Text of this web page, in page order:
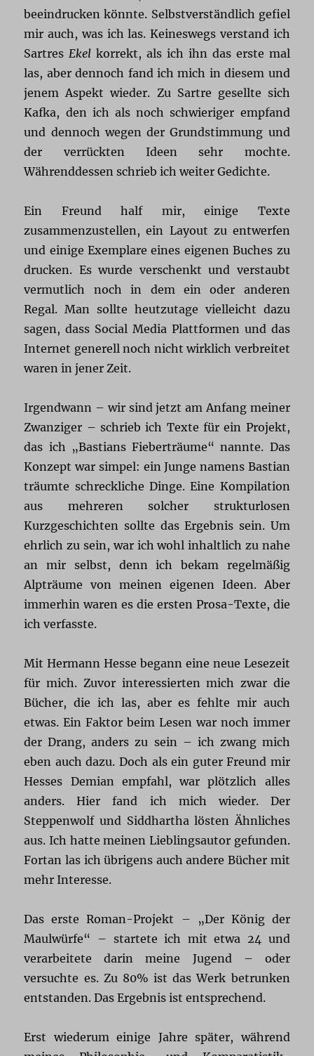
beeindrucken könnte. Selbstverständlich gefiel
mir auch, was ich las. Keineswegs verstand ich
Sartres Ekel korrekt, als ich ihn das erste mal
las, aber dennoch fand ich mich in diesem und
jenem Aspekt wieder. Zu Sartre gesellte sich
Kafka, den ich als noch schwieriger empfand
und dennoch wegen der Grundstimmung und
der verrückten Ideen sehr mochte.
Währenddessen schrieb ich weiter Gedichte.
Ein Freund half mir, einige Texte
zusammenzustellen, ein Layout zu entwerfen
und einige Exemplare eines eigenen Buches zu
drucken. Es wurde verschenkt und verstaubt
vermutlich noch in dem ein oder anderen
Regal. Man sollte heutzutage vielleicht dazu
sagen, dass Social Media Plattformen und das
Internet generell noch nicht wirklich verbreitet
waren in jener Zeit.
Irgendwann – wir sind jetzt am Anfang meiner
Zwanziger – schrieb ich Texte für ein Projekt,
das ich „Bastians Fieberträume“ nannte. Das
Konzept war simpel: ein Junge namens Bastian
träumte schreckliche Dinge. Eine Kompilation
aus mehreren solcher strukturlosen
Kurzgeschichten sollte das Ergebnis sein. Um
ehrlich zu sein, war ich wohl inhaltlich zu nahe
an mir selbst, denn ich bekam regelmäßig
Alpträume von meinen eigenen Ideen. Aber
immerhin waren es die ersten Prosa-Texte, die
ich verfasste.
Mit Hermann Hesse begann eine neue Lesezeit
für mich. Zuvor interessierten mich zwar die
Bücher, die ich las, aber es fehlte mir auch
etwas. Ein Faktor beim Lesen war noch immer
der Drang, anders zu sein – ich zwang mich
eben auch dazu. Doch als ein guter Freund mir
Hesses Demian empfahl, war plötzlich alles
anders. Hier fand ich mich wieder. Der
Steppenwolf und Siddhartha lösten Ähnliches
aus. Ich hatte meinen Lieblingsautor gefunden.
Fortan las ich übrigens auch andere Bücher mit
mehr Interesse.
Das erste Roman-Projekt – „Der König der
Maulwürfe“ – startete ich mit etwa 24 und
verarbeitete darin meine Jugend – oder
versuchte es. Zu 80% ist das Werk betrunken
entstanden. Das Ergebnis ist entsprechend.
Erst wiederum einige Jahre später, während